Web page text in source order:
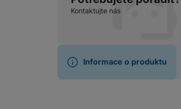
Kontaktujte nás
Informace o produktu